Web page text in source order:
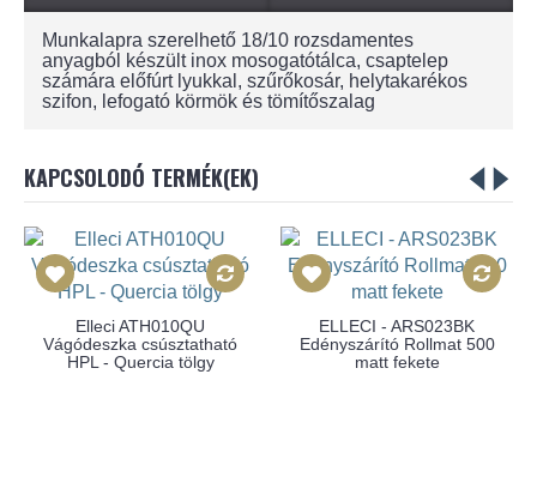
Munkalapra szerelhető 18/10 rozsdamentes
anyagból készült inox mosogatótálca, csaptelep
számára előfúrt lyukkal, szűrőkosár, helytakarékos
szifon, lefogató körmök és tömítőszalag
KAPCSOLODÓ TERMÉK(EK)
Elleci ATH010QU
Vágódeszka csúsztatható
HPL - Quercia tölgy
ELLECI - ARS023BK
Edényszárító Rollmat 500
matt fekete